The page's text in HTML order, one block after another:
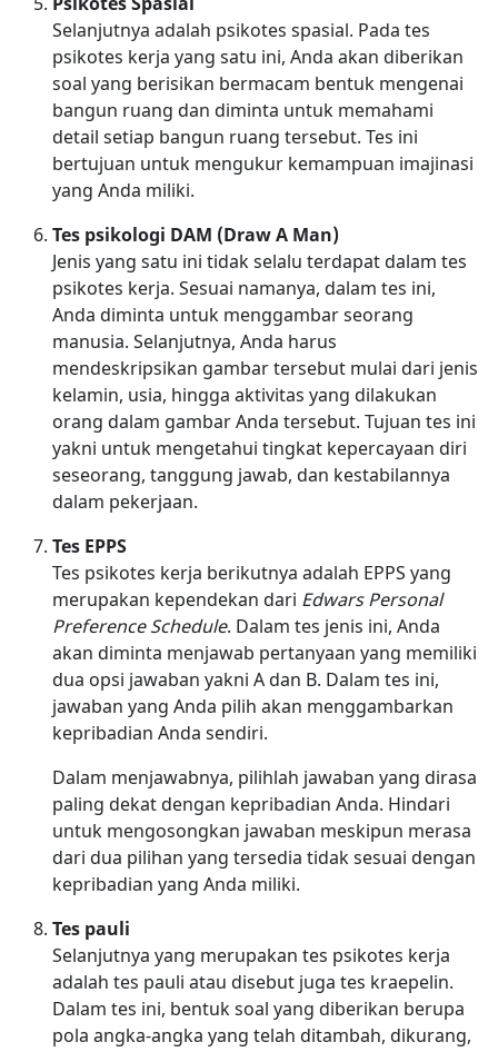
Selanjutnya adalah psikotes spasial. Pada tes
psikotes kerja yang satu ini, Anda akan diberikan
soal yang berisikan bermacam bentuk mengenai
bangun ruang dan diminta untuk memahami
detail setiap bangun ruang tersebut. Tes ini
bertujuan untuk mengukur kemampuan imajinasi
yang Anda miliki.
Tes psikologi DAM (Draw A Man)
Jenis yang satu ini tidak selalu terdapat dalam tes
psikotes kerja. Sesuai namanya, dalam tes ini,
Anda diminta untuk menggambar seorang
manusia. Selanjutnya, Anda harus
mendeskripsikan gambar tersebut mulai dari jenis
kelamin, usia, hingga aktivitas yang dilakukan
orang dalam gambar Anda tersebut. Tujuan tes ini
yakni untuk mengetahui tingkat kepercayaan diri
seseorang, tanggung jawab, dan kestabilannya
dalam pekerjaan.
Tes EPPS
Tes psikotes kerja berikutnya adalah EPPS yang
merupakan kependekan dari Edwars Personal
Preference Schedule. Dalam tes jenis ini, Anda
akan diminta menjawab pertanyaan yang memiliki
dua opsi jawaban yakni A dan B. Dalam tes ini,
jawaban yang Anda pilih akan menggambarkan
kepribadian Anda sendiri.
Dalam menjawabnya, pilihlah jawaban yang dirasa
paling dekat dengan kepribadian Anda. Hindari
untuk mengosongkan jawaban meskipun merasa
dari dua pilihan yang tersedia tidak sesuai dengan
kepribadian yang Anda miliki.
Tes pauli
Selanjutnya yang merupakan tes psikotes kerja
adalah tes pauli atau disebut juga tes kraepelin.
Dalam tes ini, bentuk soal yang diberikan berupa
pola angka-angka yang telah ditambah, dikurang,